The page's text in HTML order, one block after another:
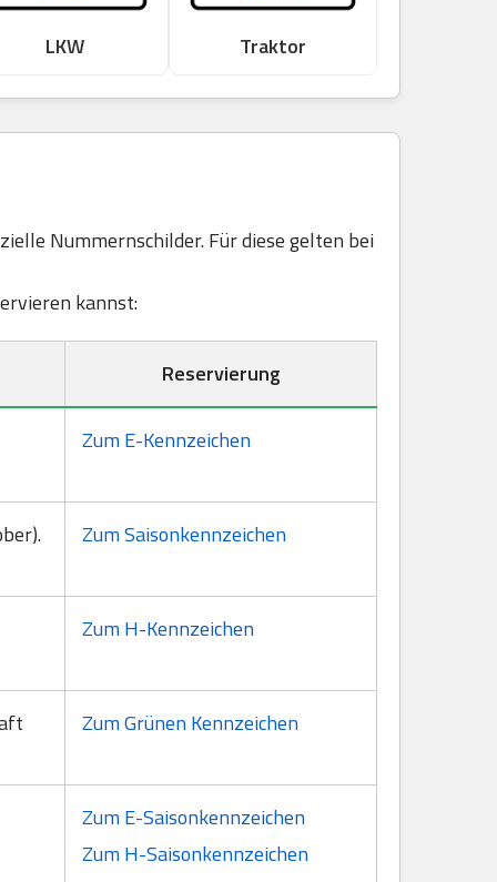
LKW Traktor
Nummernschilder. Für diese gelten bei
kannst:
Reservierung
Zum E-Kennzeichen
Zum Saisonkennzeichen
Zum H-Kennzeichen
Zum Grünen Kennzeichen
Zum E-Saisonkennzeichen
Zum H-Saisonkennzeichen